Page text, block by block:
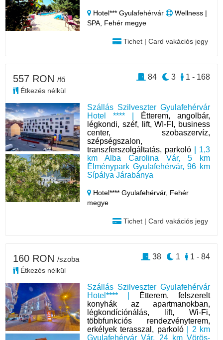
Hotel*** Gyulafehérvár
Wellness |
SPA, Fehér megye
Tichet | Card vakációs jegy
Szállás Szilveszter Gyulafehérvár
Hotel **** |
Étterem, angolbár,
légkondi, széf, lift, WI-FI, business
center, szobaszervíz,
szépségszalon,
transzferszolgáltatás, parkoló | 1,3
km Alba Carolina Vár, 5 km
Élménypark Gyulafehérvár, 96 km
Sípálya Járabánya
Hotel**** Gyulafehérvár, Fehér
megye
Tichet | Card vakációs jegy
557 RON /fő
Étkezés nélkül
1 - 168
3
84
Szállás Szilveszter Gyulafehérvár
Hotel**** |
Étterem, felszerelt
konyhák az apartmanokban,
légkondíciónálás, lift, Wi-Fi,
többfunkciós rendezvényterem,
erkélyek terasszal, parkoló| 2 km
Gyulafehérvár Vár, 24 km Vörös-
160 RON /szoba
Étkezés nélkül
1 - 84
1
38